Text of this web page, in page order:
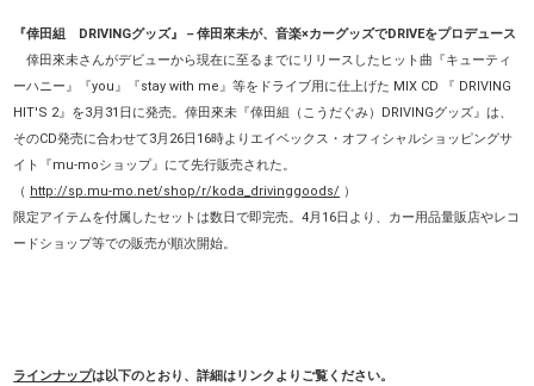
『倖田組 DRIVINGグッズ』－倖田來未が、音楽×カーグッズでDRIVEをプロデュース
倖田來未さんがデビューから現在に至るまでにリリースしたヒット曲『キューティ
ーハニー』『you』『stay with me』等をドライブ用に仕上げた MIX CD 『 DRIVING
HIT'S 2』を3月31日に発売。倖田來未『倖田組（こうだぐみ）DRIVINGグッズ』は、
そのCD発売に合わせて3月26日16時よりエイベックス・オフィシャルショッピングサ
イト『mu-moショップ』にて先行販売された。
（ http://sp.mu-mo.net/shop/r/koda_drivinggoods/ ）
限定アイテムを付属したセットは数日で即完売。4月16日より、カー用品量販店やレコ
ードショップ等での販売が順次開始。
ラインナップは以下のとおり、詳細はリンクよりご覧ください。